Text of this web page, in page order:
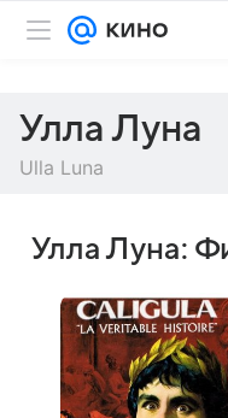
Улла Луна
Ulla Luna
Улла Луна: